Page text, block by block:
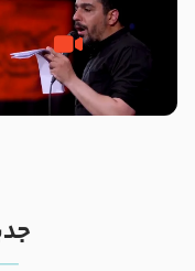
تک ، عبّاس، صاحب
حاج حنیف طاهری –